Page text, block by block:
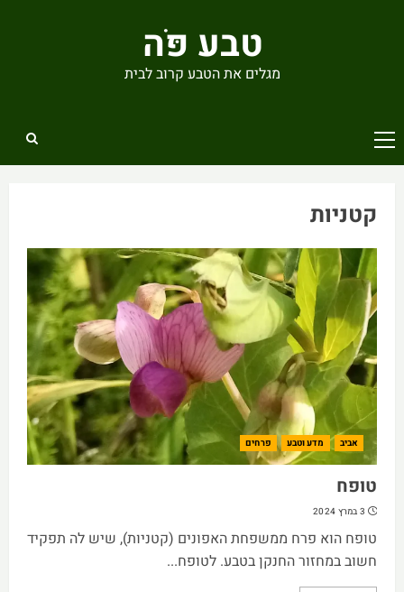
טבע פֹּה
מגלים את הטבע קרוב לבית
Primary
Menu
קטניות
אביב מדע וטבע פרחים
טופח
3 במרץ 2024
טופח הוא פרח ממשפחת האפונים (קטניות), שיש לה תפקיד
חשוב במחזור החנקן בטבע. לטופח...